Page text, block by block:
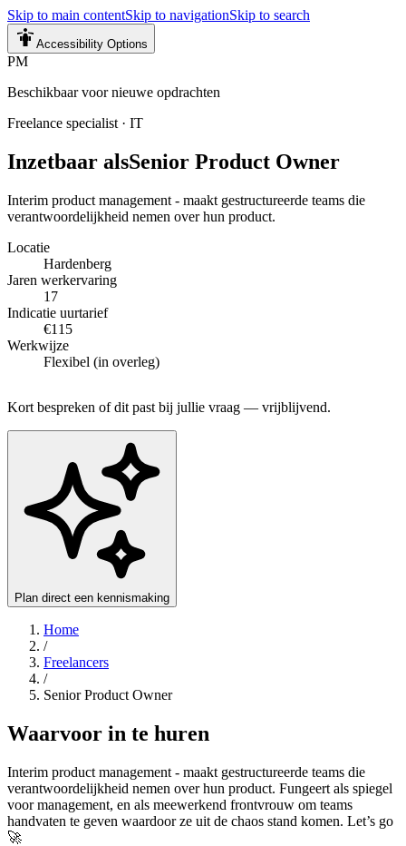
Skip to main contentSkip to navigationSkip to search
Accessibility Options
PM
Beschikbaar voor nieuwe opdrachten
Freelance specialist · IT
Inzetbaar alsSenior Product Owner
Interim product management - maakt gestructureerde teams die
verantwoordelijkheid nemen over hun product.
Locatie
Hardenberg
Jaren werkervaring
17
Indicatie uurtarief
€115
Werkwijze
Flexibel (in overleg)
Kort bespreken of dit past bij jullie vraag — vrijblijvend.
Plan direct een kennismaking
Home
/
Freelancers
/
Senior Product Owner
Waarvoor in te huren
Interim product management - maakt gestructureerde teams die
verantwoordelijkheid nemen over hun product. Fungeert als spiegel
voor management, en als meewerkend frontvrouw om teams
handvaten te geven waardoor ze uit de chaos stand komen. Let’s go
🚀